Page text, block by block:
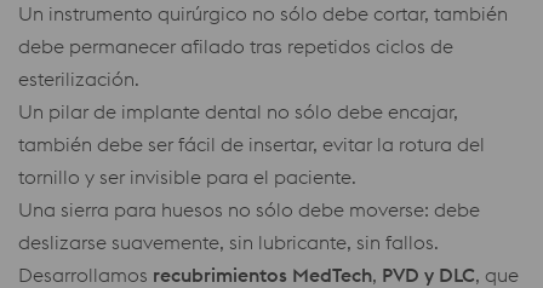
Un instrumento quirúrgico no sólo debe cortar, también
debe permanecer afilado tras repetidos ciclos de
esterilización.
Un pilar de implante dental no sólo debe encajar,
también debe ser fácil de insertar, evitar la rotura del
tornillo y ser invisible para el paciente.
Una sierra para huesos no sólo debe moverse: debe
deslizarse suavemente, sin lubricante, sin fallos.
Desarrollamos recubrimientos MedTech, PVD y DLC, que